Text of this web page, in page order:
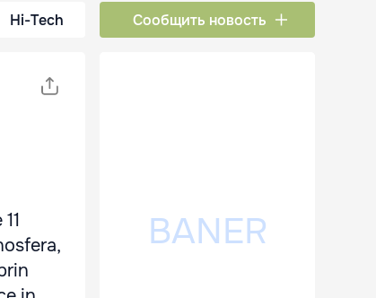
Hi-Tech Сообщить новость